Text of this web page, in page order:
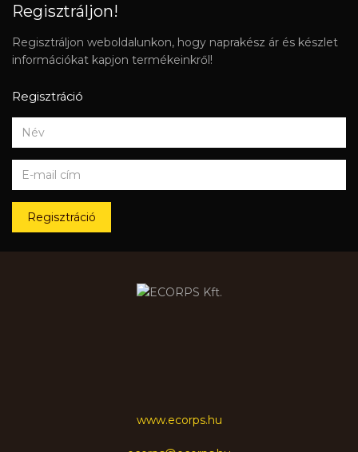
Regisztráljon!
Regisztráljon weboldalunkon, hogy naprakész ár és készlet
információkat kapjon termékeinkről!
Regisztráció
Regisztráció
www.ecorps.hu